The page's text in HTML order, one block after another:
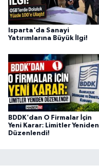
Isparta'da Sanayi
Yatırımlarına Büyük İlgi!
BDDK'dan O Firmalar İçin
Yeni Karar: Limitler Yeniden
Düzenlendi!